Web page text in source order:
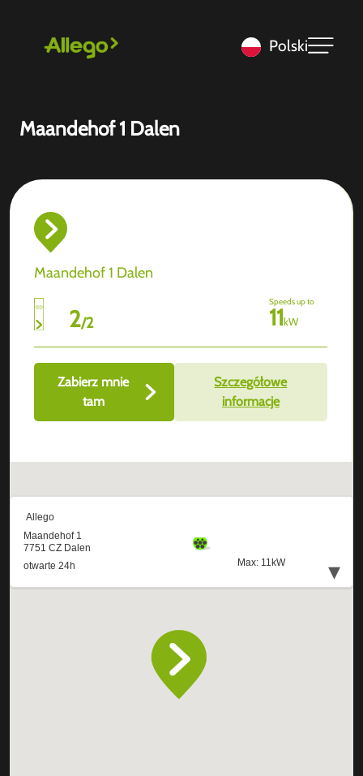
Polski
Maandehof 1 Dalen
Maandehof 1 Dalen
2/2
Speeds up to
11kW
Zabierz mnie
tam
Szczegółowe
informacje